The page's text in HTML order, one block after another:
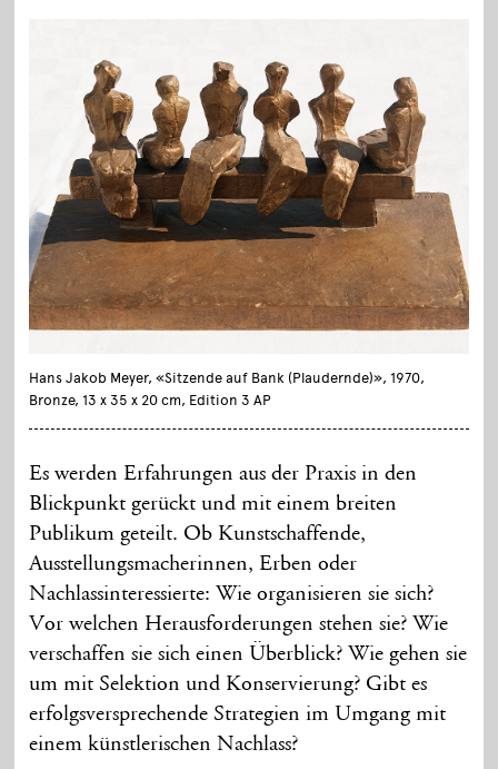
Hans Jakob Meyer, «Sitzende auf Bank (Plaudernde)», 1970,
Bronze, 13 x 35 x 20 cm, Edition 3 AP
Es werden Erfahrungen aus der Praxis in den
Blickpunkt gerückt und mit einem breiten
Publikum geteilt. Ob Kunstschaffende,
Ausstellungsmacherinnen, Erben oder
Nachlassinteressierte: Wie organisieren sie sich?
Vor welchen Herausforderungen stehen sie? Wie
verschaffen sie sich einen Überblick? Wie gehen sie
um mit Selektion und Konservierung? Gibt es
erfolgsversprechende Strategien im Umgang mit
einem künstlerischen Nachlass?